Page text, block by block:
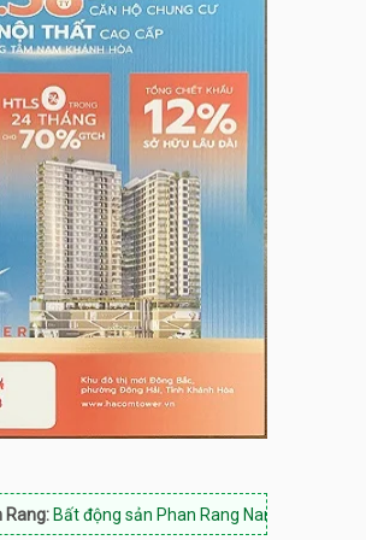
sản Phan Rang Nam Khánh Hòa, Hotline: